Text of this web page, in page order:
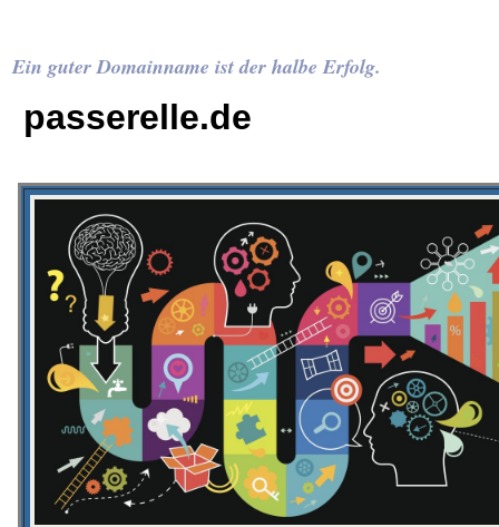
Ein guter Domainname ist der halbe Erfolg.
passerelle.de